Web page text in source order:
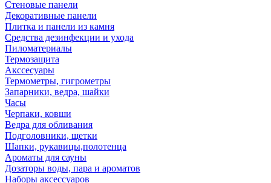
Стеновые панели
Декоративные панели
Плитка и панели из камня
Средства дезинфекции и ухода
Пиломатериалы
Термозащита
Аксcесуары
Термометры, гигрометры
Запарники, ведра, шайки
Часы
Черпаки, ковши
Ведра для обливания
Подголовники, щетки
Шапки, рукавицы,полотенца
Ароматы для сауны
Дозаторы воды, пара и ароматов
Наборы аксессуаров